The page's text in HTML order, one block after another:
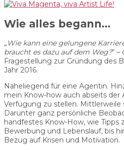
Wie alles begann…
„ Wie kann eine gelungene
braucht es dazu auf dem Weg?“
Fragestellung zur Gründung des
Jahr 2016.
Naheliegend für eine Agentin.
mein Know-how auch abseits
Verfügung zu stellen. Mittlerweile
Darunter ganz persönliche
handfestes Know-How, wie Tipps
Bewerbung und Lebenslauf, bis
Bezug auf Krisen und Motivation.